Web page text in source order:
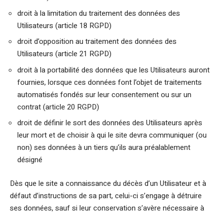
droit à la limitation du traitement des données des
Utilisateurs (article 18 RGPD)
droit d’opposition au traitement des données des
Utilisateurs (article 21 RGPD)
droit à la portabilité des données que les Utilisateurs auront
fournies, lorsque ces données font l’objet de traitements
automatisés fondés sur leur consentement ou sur un
contrat (article 20 RGPD)
droit de définir le sort des données des Utilisateurs après
leur mort et de choisir à qui le site devra communiquer (ou
non) ses données à un tiers qu’ils aura préalablement
désigné
Dès que le site a connaissance du décès d’un Utilisateur et à
défaut d’instructions de sa part, celui-ci s’engage à détruire
ses données, sauf si leur conservation s’avère nécessaire à